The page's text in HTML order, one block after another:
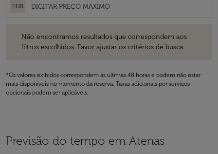
EUR
Não encontramos resultados que correspondem aos
filtros escolhidos. Favor ajustar os critérios de busca.
*Os valores exibidos correspondem às últimas 48 horas e podem não estar
mais disponíveis no momento da reserva. Taxas adicionais por serviços
opcionais podem ser aplicáveis.
Previsão do tempo em Atenas